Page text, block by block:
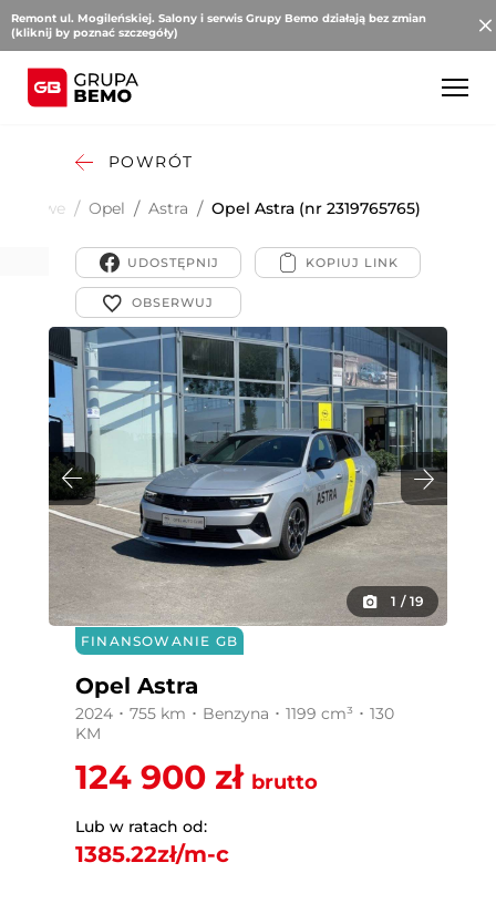
Remont ul. Mogileńskiej. Salony i serwis Grupy Bemo działają bez zmian
(kliknij by poznać szczegóły)
POWRÓT
/ Opel / Astra / Opel Astra (nr 2319765765)
1 / 19
UDOSTĘPNIJ
FINANSOWANIE GB
Opel Astra
2024 ･ 755 km ･ Benzyna ･ 1199 cm³ ･ 130
KM
124 900 zł brutto
Lub w ratach od:
1385.22zł/m-c